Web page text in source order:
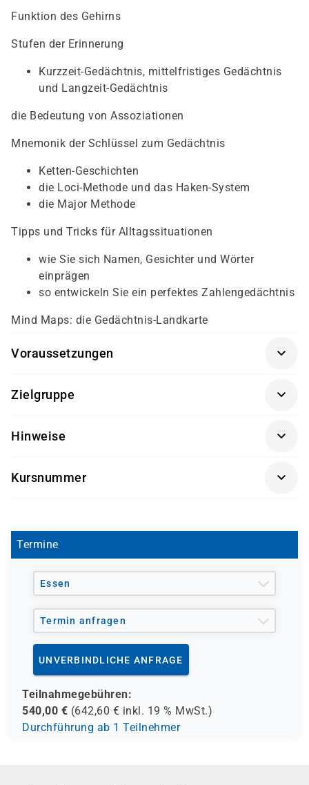
Funktion des Gehirns
Stufen der Erinnerung
Kurzzeit-Gedächtnis, mittelfristiges Gedächtnis
und Langzeit-Gedächtnis
die Bedeutung von Assoziationen
Mnemonik der Schlüssel zum Gedächtnis
Ketten-Geschichten
die Loci-Methode und das Haken-System
die Major Methode
Tipps und Tricks für Alltagssituationen
wie Sie sich Namen, Gesichter und Wörter
einprägen
so entwickeln Sie ein perfektes Zahlengedächtnis
Mind Maps: die Gedächtnis-Landkarte
Voraussetzungen
folgende Vorkenntnisse mitbringen:
Zielgruppe
Bereichen.
Hinweise
Kursnummer
Termine
Essen
Termin anfragen
UNVERBINDLICHE ANFRAGE
Teilnahmegebühren:
540,00 € (642,60 € inkl. 19 % MwSt.)
Durchführung ab 1 Teilnehmer